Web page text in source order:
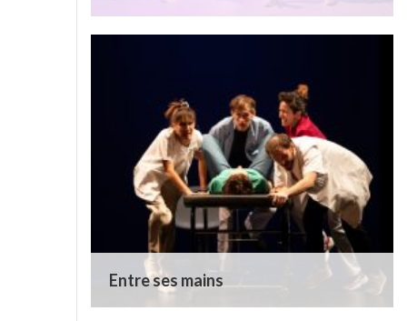
Entre ses mains